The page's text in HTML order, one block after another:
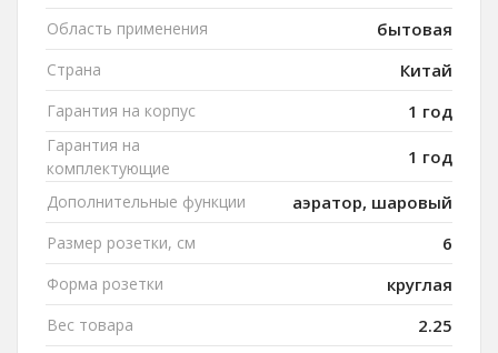
Область применения бытовая
Страна Китай
Гарантия на корпус 1 год
Гарантия на
комплектующие
1 год
Дополнительные функции аэратор, шаровый
Размер розетки, см 6
Форма розетки круглая
Вес товара 2.25